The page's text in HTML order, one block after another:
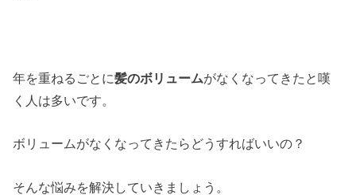
年を重ねるごとに髪のボリュームがなくなってきたと嘆
く人は多いです。
ボリュームがなくなってきたらどうすればいいの？
そんな悩みを解決していきましょう。